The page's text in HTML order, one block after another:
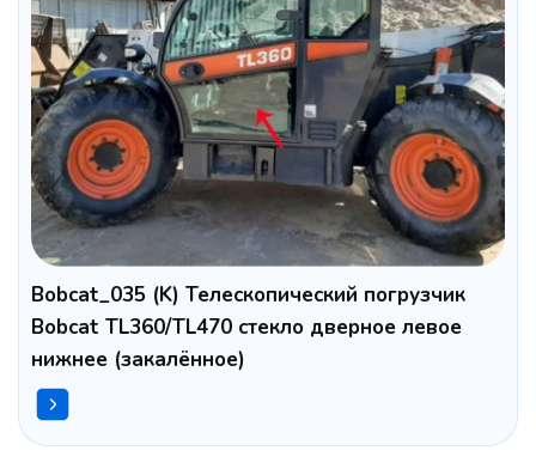
Bobcat_035 (K) Телескопический погрузчик
Bobcat TL360/TL470 стекло дверное левое
нижнее (закалённое)